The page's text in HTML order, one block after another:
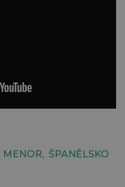
MENOR
ŠPANĚLSKO